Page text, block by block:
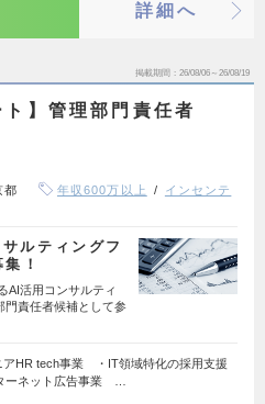
詳細へ
掲載期間 26/08/06～26/08/19
ト】管理部門責任者
都 年収600万以上
インセンテ
ルティングフ
！
AI活用コンサルティ
門責任者候補として参
アHR tech事業 ・IT領域特化の採用支援
ーネット広告事業 …